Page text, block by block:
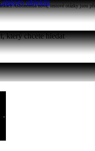
objektů
Astronomia nová, testové otázky jsou
který chcete hledat